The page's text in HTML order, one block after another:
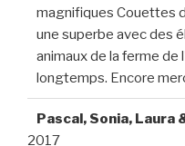
magnifiques Couettes
une superbe avec des
animaux de la ferme
longtemps. Encore
Pascal, Sonia, Laura
2017